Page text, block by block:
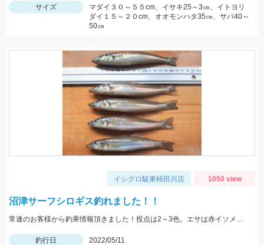
サイズ
マダイ３０～５５cm、イサキ25～3㎝、イトヨリ
ダイ１５～２０cm、オオモンハタ35㎝、サバ40～
50㎝
イシグロ駿東柿田川店 1050 view
沼津サーフシロギス釣れました！！
常連のお客様から釣果情報頂きました！投点は2～3色。エサは赤イソメを使用。
釣行日
2022/05/11